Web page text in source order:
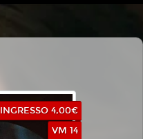
INGRESSO 4,00€
VM 14